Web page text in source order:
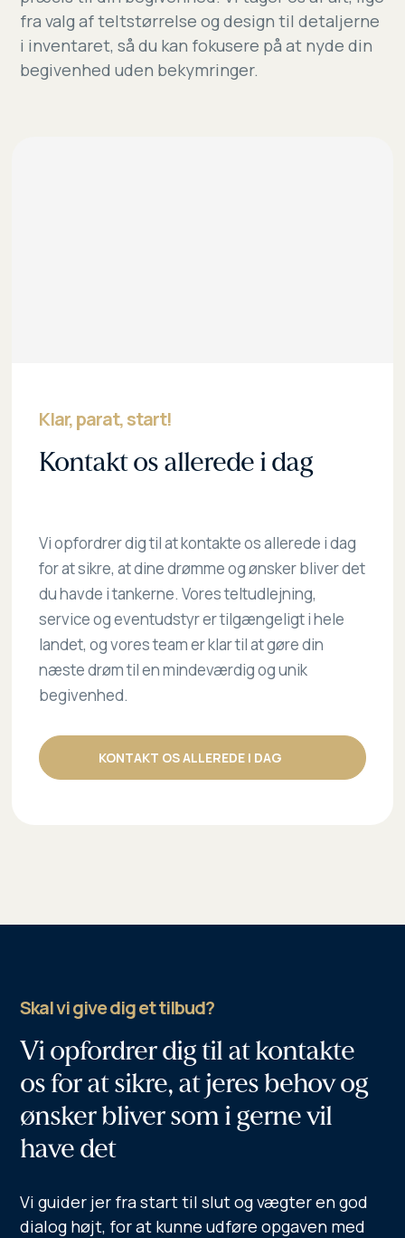
fra valg af teltstørrelse og design til detaljerne
i inventaret, så du kan fokusere på at nyde din
begivenhed uden bekymringer.
Klar, parat, start!
Kontakt os allerede i dag
Vi opfordrer dig til at kontakte os allerede i dag
for at sikre, at dine drømme og ønsker bliver det
du havde i tankerne. Vores teltudlejning,
service og eventudstyr er tilgængeligt i hele
landet, og vores team er klar til at gøre din
næste drøm til en mindeværdig og unik
begivenhed.
KONTAKT OS ALLEREDE I DAG
Skal vi give dig et tilbud?
Vi opfordrer dig til at kontakte
os for at sikre, at jeres behov og
ønsker bliver som i gerne vil
have det
Vi guider jer fra start til slut og vægter en god
dialog højt, for at kunne udføre opgaven med